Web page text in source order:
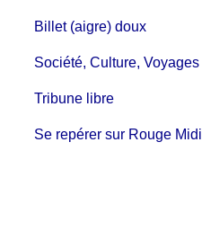
Billet (aigre) doux
Société, Culture, Voyages
Tribune libre
Se repérer sur Rouge Midi